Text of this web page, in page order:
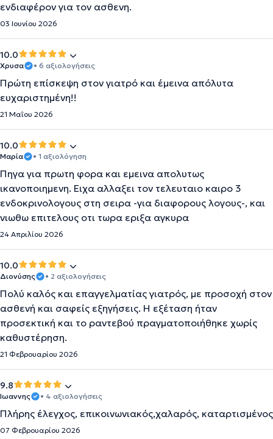
ενδιαφέρον για τον ασθενη.
03 Ιουνίου 2026
10.0
Χρυσα • 6 αξιολογήσεις
Πρώτη επίσκεψη στον γιατρό και έμεινα απόλυτα
ευχαριστημένη!!
21 Μαΐου 2026
10.0
Μαρία • 1 αξιολόγηση
Πηγα για πρωτη φορα και εμεινα απολυτως
ικανοποιημενη. Ειχα αλλαξει τον τελευταιο καιρο 3
ενδοκρινολογους στη σειρα -για διαφορους λογους-, και
νιωθω επιτελους οτι τωρα εριξα αγκυρα
24 Απριλίου 2026
10.0
Διονύσης • 2 αξιολογήσεις
Πολύ καλός και επαγγελματίας γιατρός, με προσοχή στον
ασθενή και σαφείς εξηγήσεις. Η εξέταση ήταν
προσεκτική και το ραντεβού πραγματοποιήθηκε χωρίς
καθυστέρηση.
21 Φεβρουαρίου 2026
9.8
Ιωαννης • 4 αξιολογήσεις
Πλήρης έλεγχος, επικοινωνιακός,χαλαρός, καταρτισμένος
07 Φεβρουαρίου 2026